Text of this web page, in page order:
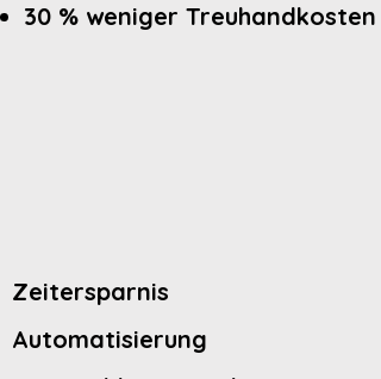
30 % weniger Treuhandkosten
Zeitersparnis
Automatisierung